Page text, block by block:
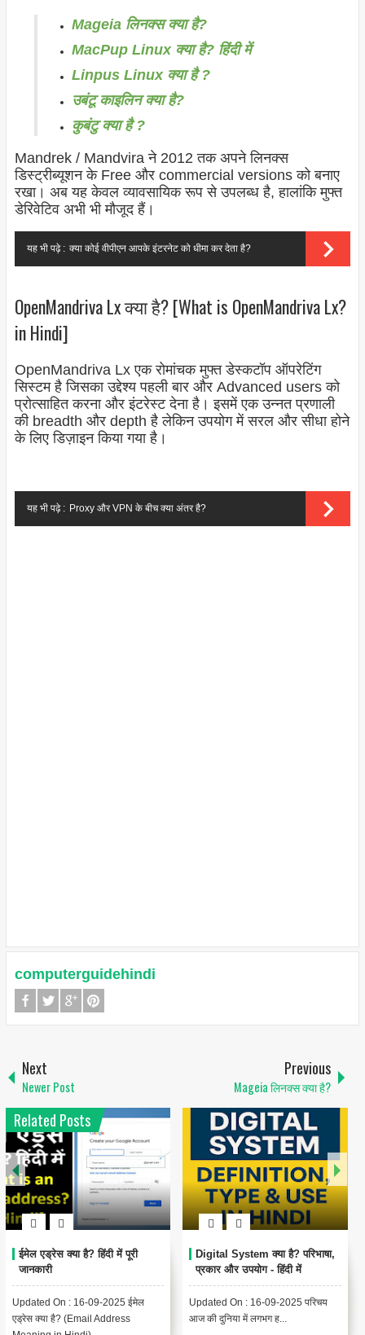
Mageia लिनक्स क्या है?
MacPup Linux क्या है? हिंदी में
Linpus Linux क्या है ?
उबंटू काइलिन क्या है?
कुबंटु क्या है ?
Mandrek / Mandvira ने 2012 तक अपने लिनक्स
डिस्ट्रीब्यूशन के Free और commercial versions को बनाए
रखा। अब यह केवल व्यावसायिक रूप से उपलब्ध है, हालांकि मुफ्त
डेरिवेटिव अभी भी मौजूद हैं।
यह भी पढ़े : क्या कोई वीपीएन आपके इंटरनेट को धीमा कर देता है?
OpenMandriva Lx क्या है? [What is OpenMandriva Lx?
in Hindi]
OpenMandriva Lx एक रोमांचक मुफ्त डेस्कटॉप ऑपरेटिंग
सिस्टम है जिसका उद्देश्य पहली बार और Advanced users को
प्रोत्साहित करना और इंटरेस्ट देना है। इसमें एक उन्नत प्रणाली
की breadth और depth है लेकिन उपयोग में सरल और सीधा होने
के लिए डिज़ाइन किया गया है।
यह भी पढ़े : Proxy और VPN के बीच क्या अंतर है?
computerguidehindi
Next
Newer Post
Previous
Mageia लिनक्स क्या है?
Related Posts 1
Encoding Meaning in Hindi |
एन्कोडिंग का मतलब और उपयोग
Updated On : 13-09-2025
Encoding Meaning in Hindi |
थंबनेल क्या है? | Thumbnail
Meaning in Hindi (YouTube
& Computer Example)
{ "@context": "https://schema.org",